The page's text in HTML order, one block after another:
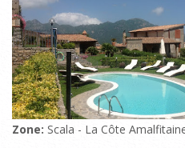
Zone: Scala - La Côte